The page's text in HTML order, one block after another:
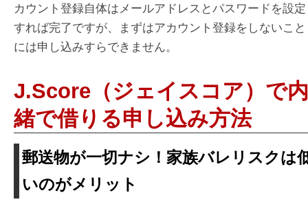
カウント登録自体はメールアドレスとパスワードを設定
すれば完了ですが、まずはアカウント登録をしないこと
には申し込みすらできません。
J.Score（ジェイスコア）で内
緒で借りる申し込み方法
郵送物が一切ナシ！家族バレリスクは
いのがメリット